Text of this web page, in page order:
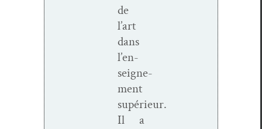
de
l’art
dans
l’en­
seigne­
ment
supérieur.
Il a